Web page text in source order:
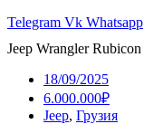
Telegram Vk Whatsapp
Jeep Wrangler Rubicon
18/09/2025
6.000.000₽
Jeep, Грузия